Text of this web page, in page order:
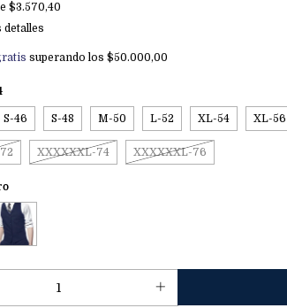
$3.570,40
detalles
superando los $50.000,00
S-46 S-48 M-50 L-52 XL-54 XL-56
XXXXXXL-74 XXXXXXL-76